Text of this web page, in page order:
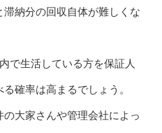
納分の回収自体が難しくな
で生活している方を保証人
確率は高まるでしょう。
大家さんや管理会社によっ